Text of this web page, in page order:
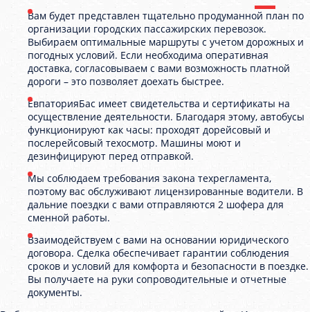
Вам будет представлен тщательно продуманной план по
организации городских пассажирских перевозок.
Выбираем оптимальные маршруты с учетом дорожных и
погодных условий. Если необходима оперативная
доставка, согласовываем с вами возможность платной
дороги – это позволяет доехать быстрее.
ЕвпаторияБас имеет свидетельства и сертификаты на
осуществление деятельности. Благодаря этому, автобусы
функционируют как часы: проходят дорейсовый и
послерейсовый техосмотр. Машины моют и
дезинфицируют перед отправкой.
Мы соблюдаем требования закона техрегламента,
поэтому вас обслуживают лицензированные водители. В
дальние поездки с вами отправляются 2 шофера для
сменной работы.
Взаимодействуем с вами на основании юридического
договора. Сделка обеспечивает гарантии соблюдения
сроков и условий для комфорта и безопасности в поездке.
Вы получаете на руки сопроводительные и отчетные
документы.